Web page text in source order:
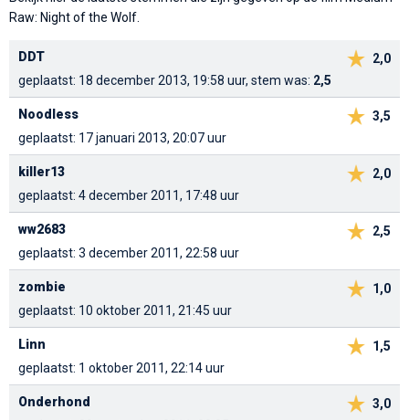
Raw: Night of the Wolf.
2,0
DDT
geplaatst: 18 december 2013, 19:58 uur, stem was: 2,5
3,5
Noodless
geplaatst: 17 januari 2013, 20:07 uur
2,0
killer13
geplaatst: 4 december 2011, 17:48 uur
2,5
ww2683
geplaatst: 3 december 2011, 22:58 uur
1,0
zombie
geplaatst: 10 oktober 2011, 21:45 uur
1,5
Linn
geplaatst: 1 oktober 2011, 22:14 uur
3,0
Onderhond